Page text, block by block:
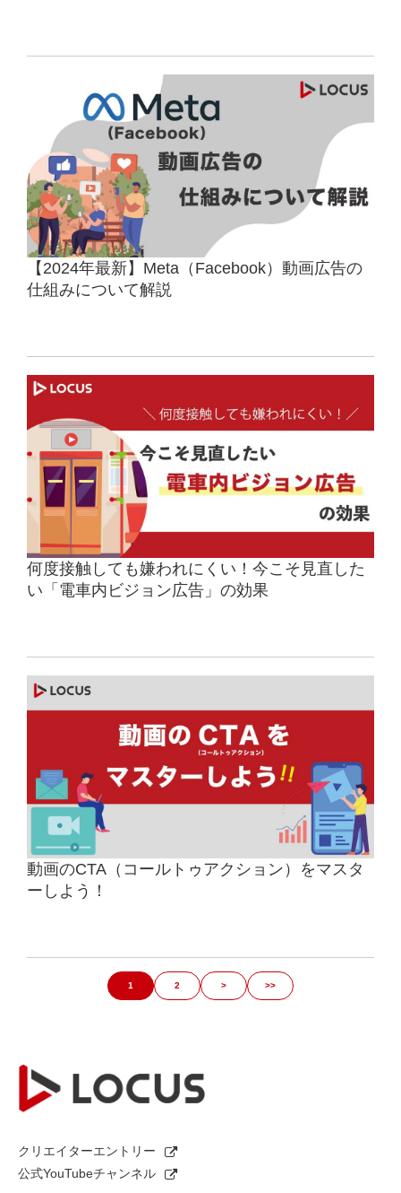
【2024年最新】Meta（Facebook）動画広告の
仕組みについて解説
何度接触しても嫌われにくい！今こそ見直した
い「電車内ビジョン広告」の効果
動画のCTA（コールトゥアクション）をマスタ
ーしよう！
1 2 > >>
クリエイターエントリー
公式YouTubeチャンネル